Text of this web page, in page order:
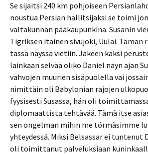
Se sijaitsi 240 km pohjoiseen
noustua Persian hallitsijaksi se toimi
valtakunnan pääkaupunkina. Susanin
Tigriksen itäinen sivujoki, Uulai. Tämän
tässä näyssä vietiin. Jakeen kaksi
lainkaan selvää oliko Daniel näyn ajan
vahvojen muurien sisäpuolella vai
nimittäin oli Babylonian rajojen
fyysisesti Susassa, hän oli
diplomaattista tehtävää. Tämä itse
sen ongelman mihin me törmäsimme
yhteydessä. Miksi Belsassar ei tuntenut
oli toimittanut palveluksiaan